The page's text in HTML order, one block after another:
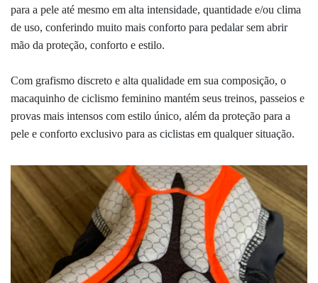
para a pele até mesmo em alta intensidade, quantidade e/ou clima
de uso, conferindo muito mais conforto para pedalar sem abrir
mão da proteção, conforto e estilo.
Com grafismo discreto e alta qualidade em sua composição, o
macaquinho de ciclismo feminino mantém seus treinos, passeios e
provas mais intensos com estilo único, além da proteção para a
pele e conforto exclusivo para as ciclistas em qualquer situação.